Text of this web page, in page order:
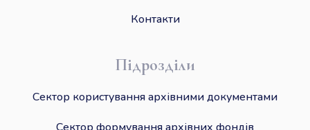
Контакти
Підрозділи
Сектор користування архівними документами